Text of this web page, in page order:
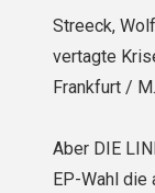
Streeck,
vertagte
Frankfurt /
Aber DIE
EP-Wahl